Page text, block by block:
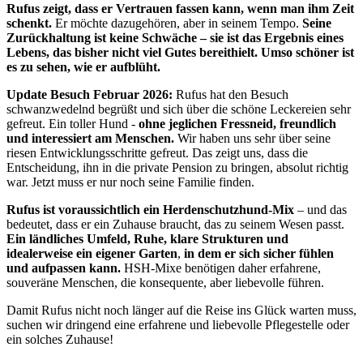
Rufus zeigt, dass er Vertrauen fassen kann, wenn man ihm Zeit
schenkt. Er möchte dazugehören, aber in seinem Tempo. Seine
Zurückhaltung ist keine Schwäche – sie ist das Ergebnis eines
Lebens, das bisher nicht viel Gutes bereithielt. Umso schöner ist
es zu sehen, wie er aufblüht.
Update Besuch Februar 2026: Rufus hat den Besuch
schwanzwedelnd begrüßt und sich über die schöne Leckereien sehr
gefreut. Ein toller Hund - ohne jeglichen Fressneid, freundlich
und interessiert am Menschen. Wir haben uns sehr über seine
riesen Entwicklungsschritte gefreut. Das zeigt uns, dass die
Entscheidung, ihn in die private Pension zu bringen, absolut richtig
war. Jetzt muss er nur noch seine Familie finden.
Rufus ist voraussichtlich ein Herdenschutzhund-Mix – und das
bedeutet, dass er ein Zuhause braucht, das zu seinem Wesen passt.
Ein ländliches Umfeld, Ruhe, klare Strukturen und
idealerweise ein eigener Garten, in dem er sich sicher fühlen
und aufpassen kann. HSH-Mixe benötigen daher erfahrene,
souveräne Menschen, die konsequente, aber liebevolle führen.
Damit Rufus nicht noch länger auf die Reise ins Glück warten muss,
suchen wir dringend eine erfahrene und liebevolle Pflegestelle oder
ein solches Zuhause!